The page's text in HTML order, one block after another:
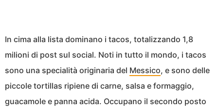
In cima alla lista dominano i tacos, totalizzando 1,8
milioni di post sul social. Noti in tutto il mondo, i tacos
sono una specialità originaria del Messico, e sono delle
piccole tortillas ripiene di carne, salsa e formaggio,
guacamole e panna acida. Occupano il secondo posto